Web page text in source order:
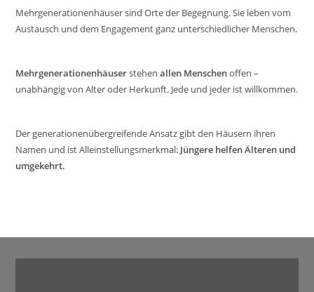
Mehrgenerationenhäuser sind Orte der Begegnung. Sie leben vom
Austausch und dem Engagement ganz unterschiedlicher Menschen.
Mehrgenerationenhäuserstehenallen Menschenoffen –
unabhängig von Alter oder Herkunft. Jede und jeder ist willkommen.
Der generationenübergreifende Ansatz gibt den Häusern ihren
Namen und ist Alleinstellungsmerkmal: Jüngere helfen Älteren und
umgekehrt.